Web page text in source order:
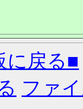
に戻る■
ファ